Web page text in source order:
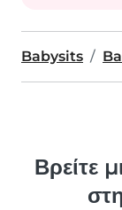
Babysits
Βρείτε